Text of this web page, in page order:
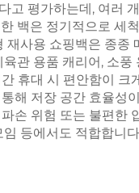
고 평가하는데, 여러
백은 정기적으로 세
재사용 쇼핑백은 종
육관 용품 캐리어, 소
휴대 시 편안함이
해 저장 공간 효율성
손 위험 또는 불편한
임 등에서도 적합합니